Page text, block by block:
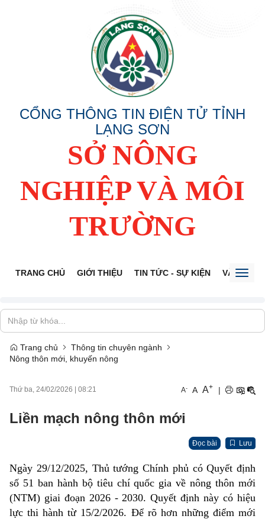
CỔNG THÔNG TIN ĐIỆN TỬ TỈNH
LẠNG SƠN
SỞ NÔNG
NGHIỆP VÀ MÔI
TRƯỜNG
TRANG CHỦ GIỚI THIỆU TIN TỨC - SỰ KIỆN VĂN BẢN
Trang chủ
Thông tin chuyên ngành
Nông thôn mới, khuyến nông
Thứ ba, 24/02/2026 08:21 A- A A+ |
Liền mạch nông thôn mới
Đọc bài Lưu
Ngày 29/12/2025, Thủ tướng Chính phủ có Quyết định
số 51 ban hành bộ tiêu chí quốc gia về nông thôn mới
(NTM) giai đoạn 2026 - 2030. Quyết định này có hiệu
lực thi hành từ 15/2/2026. Để rõ hơn những điểm mới